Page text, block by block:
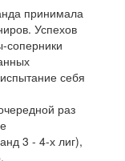
принимала
Успехов
соперники
себя
раз
3 - 4-х лиг),